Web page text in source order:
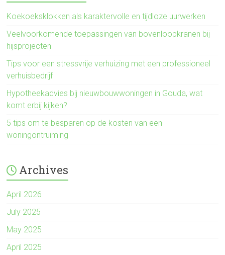
Koekoeksklokken als karaktervolle en tijdloze uurwerken
Veelvoorkomende toepassingen van bovenloopkranen bij
hijsprojecten
Tips voor een stressvrije verhuizing met een professioneel
verhuisbedrijf
Hypotheekadvies bij nieuwbouwwoningen in Gouda, wat
komt erbij kijken?
5 tips om te besparen op de kosten van een
woningontruiming
Archives
April 2026
July 2025
May 2025
April 2025